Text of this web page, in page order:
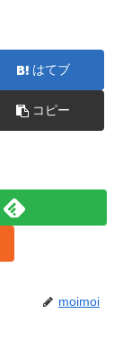
はてブ
コピー
moimoi